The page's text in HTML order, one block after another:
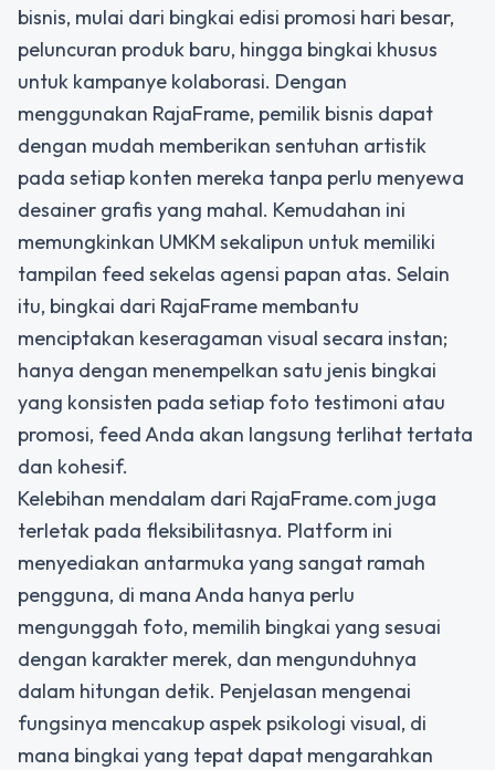
bisnis, mulai dari bingkai edisi promosi hari besar,
peluncuran produk baru, hingga bingkai khusus
untuk kampanye kolaborasi. Dengan
menggunakan RajaFrame, pemilik bisnis dapat
dengan mudah memberikan sentuhan artistik
pada setiap konten mereka tanpa perlu menyewa
desainer grafis yang mahal. Kemudahan ini
memungkinkan UMKM sekalipun untuk memiliki
tampilan feed sekelas agensi papan atas. Selain
itu, bingkai dari RajaFrame membantu
menciptakan keseragaman visual secara instan;
hanya dengan menempelkan satu jenis bingkai
yang konsisten pada setiap foto testimoni atau
promosi, feed Anda akan langsung terlihat tertata
dan kohesif.
Kelebihan mendalam dari RajaFrame.com juga
terletak pada fleksibilitasnya. Platform ini
menyediakan antarmuka yang sangat ramah
pengguna, di mana Anda hanya perlu
mengunggah foto, memilih bingkai yang sesuai
dengan karakter merek, dan mengunduhnya
dalam hitungan detik. Penjelasan mengenai
fungsinya mencakup aspek psikologi visual, di
mana bingkai yang tepat dapat mengarahkan